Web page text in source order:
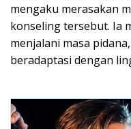
mengaku merasakan
konseling tersebut. Ia
menjalani masa
beradaptasi dengan